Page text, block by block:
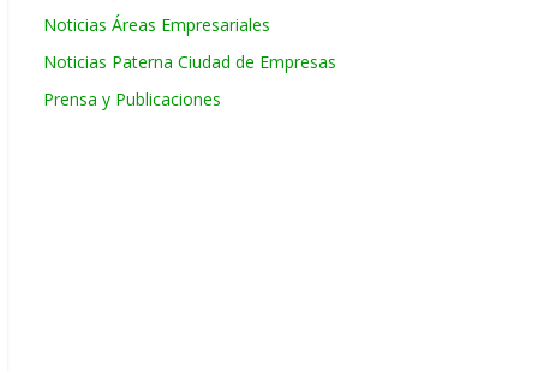
Noticias Áreas Empresariales
Noticias Paterna Ciudad de Empresas
Prensa y Publicaciones